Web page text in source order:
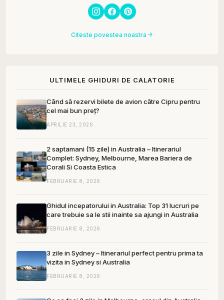
Citeste povestea noastra
ULTIMELE GHIDURI DE CALATORIE
Când să rezervi bilete de avion către Cipru pentru
cel mai bun preț?
APRILIE 23, 2026
2 saptamani (15 zile) in Australia – Itinerariul
Complet: Sydney, Melbourne, Marea Bariera de
Corali Si Coasta Estica
FEBRUARIE 8, 2026
Ghidul incepatorului in Australia: Top 31 lucruri pe
care trebuie sa le stii inainte sa ajungi in Australia
FEBRUARIE 8, 2026
3 zile in Sydney – Itinerariul perfect pentru prima ta
vizita in Sydney si Australia
FEBRUARIE 8, 2026